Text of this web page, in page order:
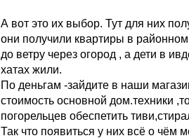
А вот это их выбор. Тут для них
они получили квартиры в
до ветру через огород , а дети в
хатах жили.
По деньгам -зайдите в наши
стоимость основной дом.техники
погорельцев обеспетить
Так что появиться у них всё о чём